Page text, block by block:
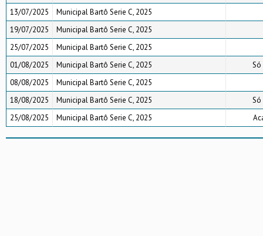
13/07/2025
Municipal Bartô Serie C, 2025
19/07/2025
Municipal Bartô Serie C, 2025
25/07/2025
Municipal Bartô Serie C, 2025
01/08/2025
Municipal Bartô Serie C, 2025
Só
08/08/2025
Municipal Bartô Serie C, 2025
18/08/2025
Municipal Bartô Serie C, 2025
Só
25/08/2025
Municipal Bartô Serie C, 2025